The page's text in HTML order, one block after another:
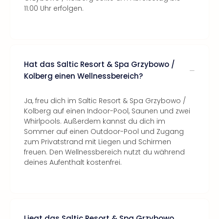
11:00 Uhr erfolgen.
Hat das Saltic Resort & Spa Grzybowo /
Kolberg einen Wellnessbereich?
Ja, freu dich im Saltic Resort & Spa Grzybowo /
Kolberg auf einen Indoor-Pool, Saunen und zwei
Whirlpools. Außerdem kannst du dich im
Sommer auf einen Outdoor-Pool und Zugang
zum Privatstrand mit Liegen und Schirmen
freuen. Den Wellnessbereich nutzt du während
deines Aufenthalt kostenfrei.